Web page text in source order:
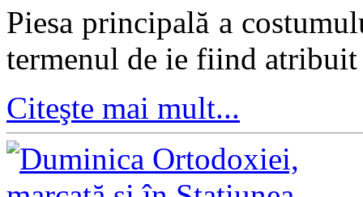
Piesa principală a
termenul de ie fiind
Citeşte mai mult...